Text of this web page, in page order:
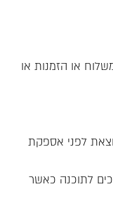
או הזמנות או
לפני אספקת
לתוכנה כאשר